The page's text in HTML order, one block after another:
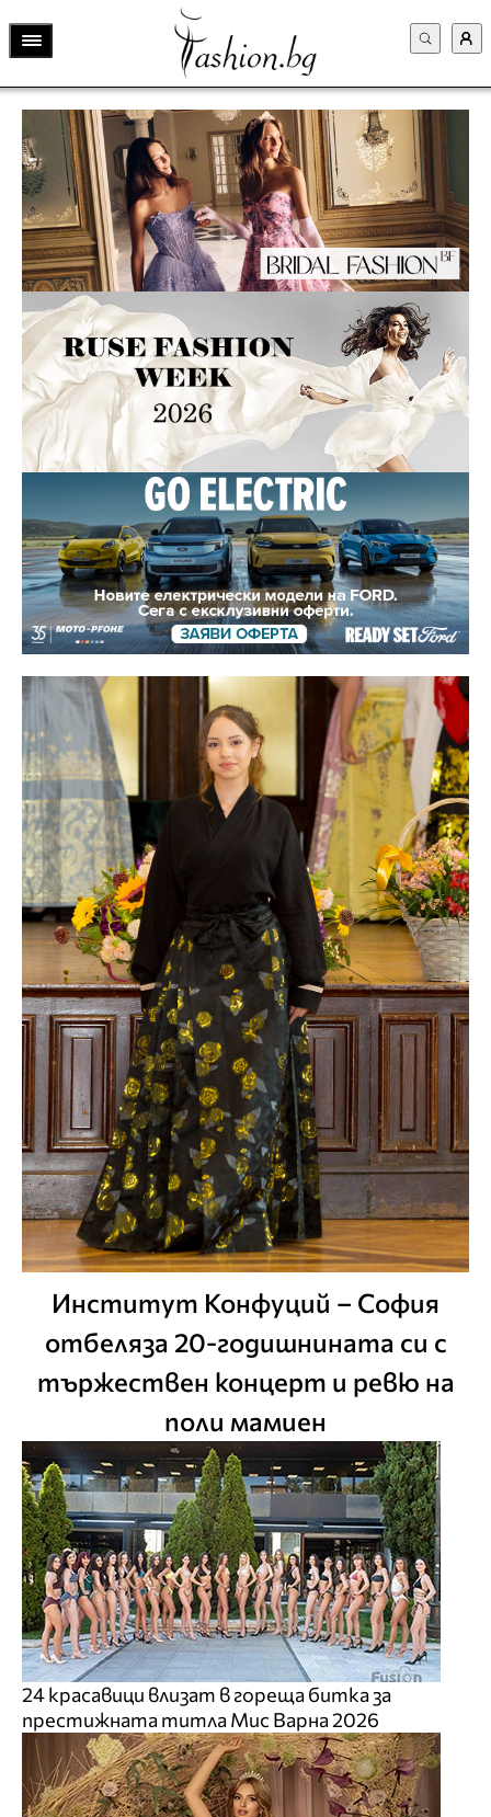
Институт Конфуций – София
отбеляза 20-годишнината си с
тържествен концерт и ревю на
поли мамиен
24 красавици влизат в гореща битка за
престижната титла Мис Варна 2026